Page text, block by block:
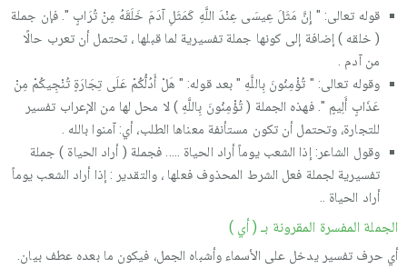
قوله تعالى: " إِنَّ مَثَلَ عِيسَى عِنْدَ اللَّهِ كَمَثَلِ آدَمَ خَلَقَهُ مِنْ تُرَابٍ ". فإن جملة
( خلقه ) إضافة إلى كونها جملة تفسيرية لما قبلها ، تحتمل أن تعرب حالًا
من آدم .
وقوله تعالى: " تُؤْمِنُونَ بِاللَّهِ " بعد قوله: " هَلْ أَدُلُّكُمْ عَلَى تِجَارَةٍ تُنْجِيكُمْ مِنْ
عَذَابٍ أَلِيمٍ ". فهذه الجملة ( تُؤْمِنُونَ بِاللَّهِ ) لا محل لها من الإعراب تفسير
للتجارة، وتحتمل أن تكون مستأنفة معناها الطلب، أي: آمنوا بالله .
وقول الشاعر: إذا الشعب يوماً أراد الحياة ..... فجملة ( أراد الحياة ) جملة
تفسيرية لجملة فعل الشرط المحذوف فعلها ، والتقدير : إذا أراد الشعب يوماً
أراد الحياة ..
الجملة المفسرة المقرونة بـ ( أي )
أي حرف تفسير يدخل على الأسماء وأشباه الجمل، فيكون ما بعده عطف بيان.